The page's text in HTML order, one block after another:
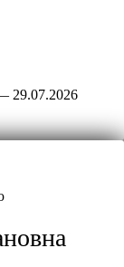
29.07.2026